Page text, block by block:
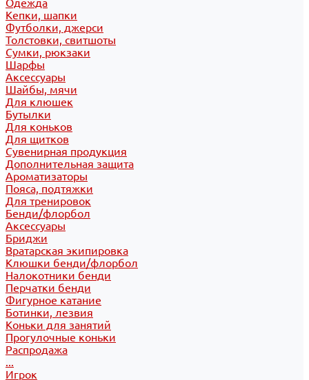
Одежда
Кепки, шапки
Футболки, джерси
Толстовки, свитшоты
Сумки, рюкзаки
Шарфы
Аксессуары
Шайбы, мячи
Для клюшек
Бутылки
Для коньков
Для щитков
Сувенирная продукция
Дополнительная защита
Ароматизаторы
Пояса, подтяжки
Для тренировок
Бенди/флорбол
Аксессуары
Бриджи
Вратарская экипировка
Клюшки бенди/флорбол
Налокотники бенди
Перчатки бенди
Фигурное катание
Ботинки, лезвия
Коньки для занятий
Прогулочные коньки
Распродажа
...
Игрок